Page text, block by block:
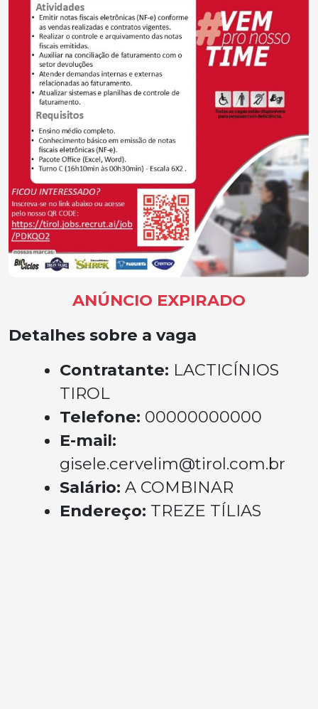
ANÚNCIO EXPIRADO
Detalhes sobre a vaga
Contratante: LACTICÍNIOS
TIROL
Telefone: 00000000000
E-mail:
gisele.cervelim@tirol.com.br
Salário: A COMBINAR
Endereço: TREZE TÍLIAS